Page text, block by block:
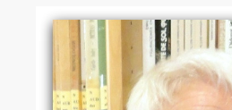
ayuda
la